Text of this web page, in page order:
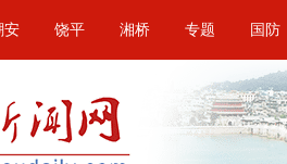
安 饶平 湘桥 专题 国防